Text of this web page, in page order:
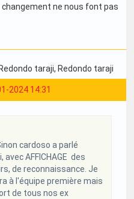
ne nous font pas
taraji, Redondo taraji
2024 14:31
cardoso a parlé
AFFICHAGE des
de reconnaissance. Je
à l'équipe première mais
de tous nos ex